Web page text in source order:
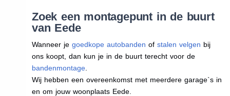
Zoek een montagepunt in de buurt
van Eede
Wanneer je goedkope autobanden of stalen velgen bij
ons koopt, dan kun je in de buurt terecht voor de
bandenmontage.
Wij hebben een overeenkomst met meerdere garage`s in
en om jouw woonplaats Eede.